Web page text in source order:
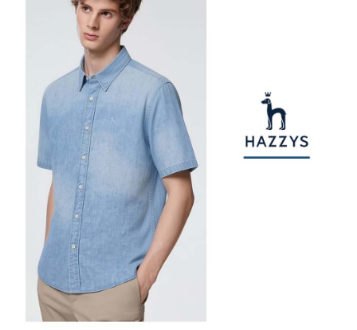
４．使用「AFTEE先享後付」時，將依據個別帳號之用戶狀況，依本公司即
時審查核予不同之上限額度；若仍有額度不足之情形，本公司將視審查結果
請求用戶進行身份認證。
５．嚴禁一人註冊多個帳號或使用他人資訊註冊。若發現惡意使用之情形，
恩沛科技股份有限公司將有權停止該用戶之使用額度並採取法律行動。